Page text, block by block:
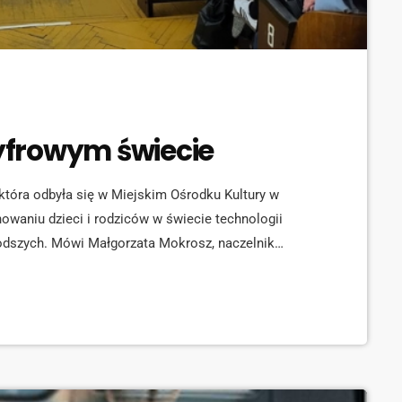
świecie
odbyła się w Miejskim Ośrodku Kultury w
dzieci i rodziców w świecie technologii
Mówi Małgorzata Mokrosz, naczelnik
Miasta w Radlinie: Gościem specjalnym